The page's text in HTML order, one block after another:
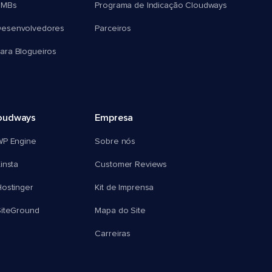
Blogueiros
Programa de Indicação Cloudways
Parceiros
Engine
Empresa
Sobre nós
Customer Reviews
Kit de Imprensa
Mapa do Site
Carreiras